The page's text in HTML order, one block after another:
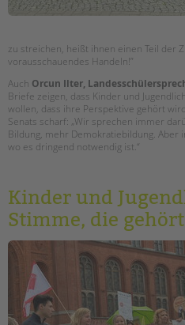
zu streichen, heißt ihnen einen Teil der
vorausschauendes Handeln!”
Auch Orcun Ilter,
Briefe zeigen, dass Kinder und
wollen, dass ihre Perspektive gehört
Senats scharf: „Wir sprechen immer
Bildung, mehr Demokratiebildung. Aber
wo es dringend notwendig ist.“
Kinder und
Stimme, die